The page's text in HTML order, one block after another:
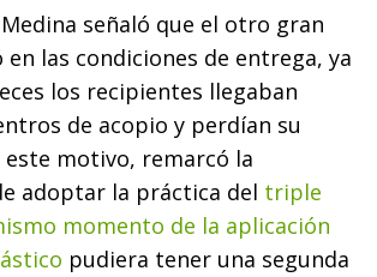
señaló que el otro gran
las condiciones de entrega, ya
los recipientes llegaban
de acopio y perdían su
este motivo, remarcó la
adoptar la práctica del triple
momento de la aplicación
pudiera tener una segunda